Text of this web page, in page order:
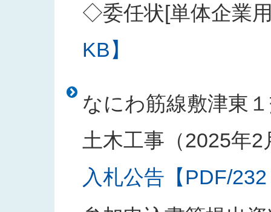
◇委任状[単体企業
KB】
なにわ筋線敷津東
土木工事（2025年2
入札公告【PDF/